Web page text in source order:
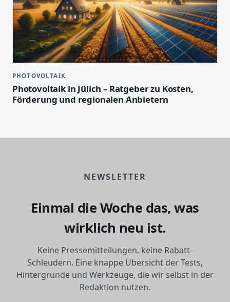
PHOTOVOLTAIK
Photovoltaik in Jülich – Ratgeber zu Kosten,
Förderung und regionalen Anbietern
NEWSLETTER
Einmal die Woche das, was
wirklich neu ist.
Keine Pressemitteilungen, keine Rabatt-
Schleudern. Eine knappe Übersicht der Tests,
Hintergründe und Werkzeuge, die wir selbst in der
Redaktion nutzen.